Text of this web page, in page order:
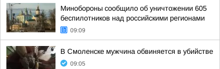
Минобороны сообщило об уничтожении 605
беспилотников над российскими регионами
09:09
В Смоленске мужчина обвиняется в убийстве
09:05